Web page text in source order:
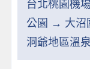
台北桃園機
公園 → 大沼
洞爺地區溫